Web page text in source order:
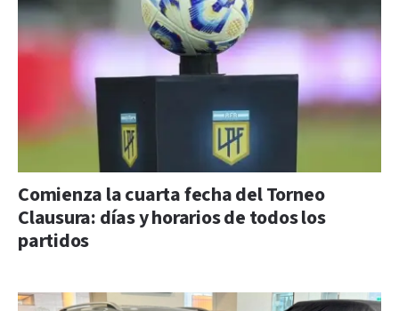
Comienza la cuarta fecha del Torneo
Clausura: días y horarios de todos los
partidos